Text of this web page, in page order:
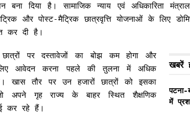
बना दिया है। सामाजिक न्याय एवं अधिकारिता
और पोस्ट-मैट्रिक छात्रवृत्ति योजनाओं के लिए
कर दी है।
खबरें
पटना-
में
पर दस्तावेजों का बोझ कम होगा और
लिए आवेदन करना पहले की तुलना में अधिक
खास तौर पर उन हजारों छात्रों को इसका
अपने गृह राज्य के बाहर स्थित शैक्षणिक
कर रहे हैं।